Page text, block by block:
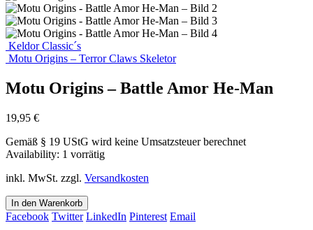
Keldor Classic´s
Motu Origins – Terror Claws Skeletor
Motu Origins – Battle Amor He-Man
19,95 €
Gemäß § 19 UStG wird keine Umsatzsteuer berechnet
Availability: 1 vorrätig
inkl. MwSt. zzgl. Versandkosten
In den Warenkorb
Facebook Twitter LinkedIn Pinterest Email